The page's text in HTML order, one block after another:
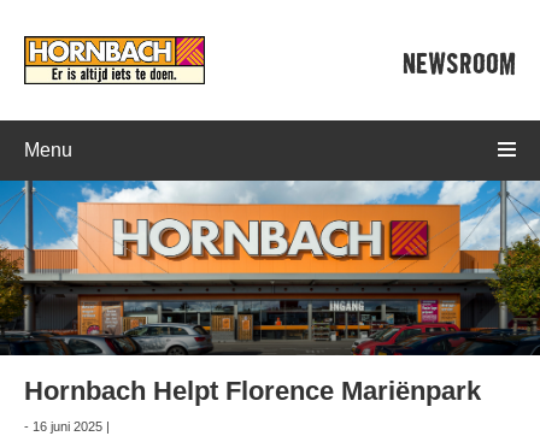
NEWSROOM
Menu
Hornbach Helpt Florence Mariënpark
- 16 juni 2025 |